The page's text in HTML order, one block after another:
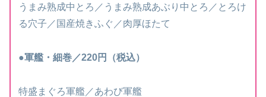
うまみ熟成中とろ／うまみ熟成あぶり中とろ／とろけ
る穴子／国産焼きふぐ／肉厚ほたて
●軍艦・細巻／220円（税込）
特盛まぐろ軍艦／あわび軍艦